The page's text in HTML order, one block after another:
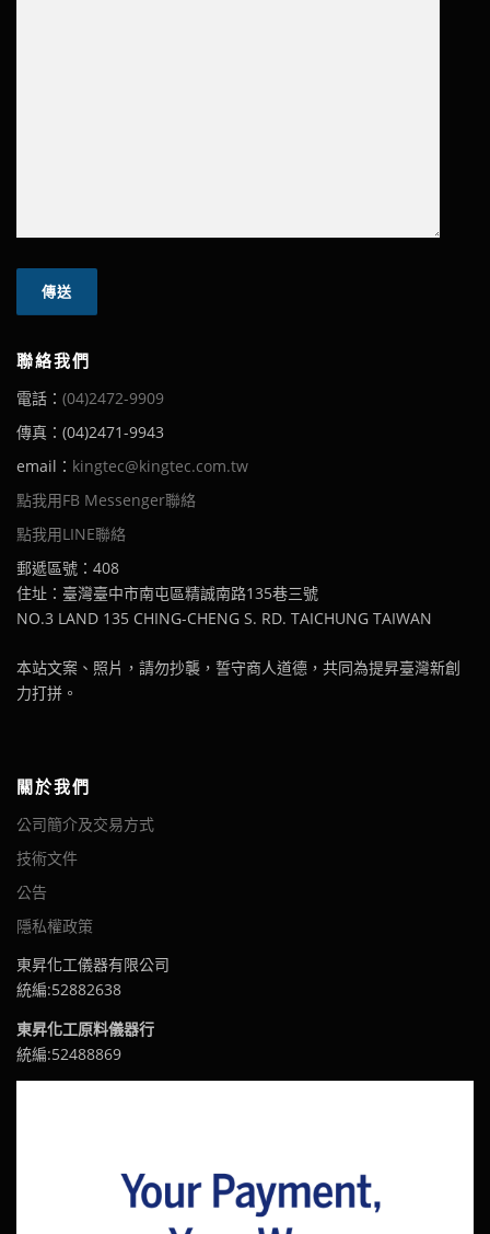
聯絡我們
電話： (04)2472-9909
傳真：(04)2471-9943
email： kingtec@kingtec.com.tw
點我用FB Messenger聯絡
點我用LINE聯絡
郵遞區號：408
住址：臺灣臺中市南屯區精誠南路135巷三號
NO.3 LAND 135 CHING-CHENG S. RD. TAICHUNG TAIWAN
本站文案、照片，請勿抄襲，誓守商人道德，共同為提昇臺灣新創
力打拼。
關於我們
公司簡介及交易方式
技術文件
公告
隱私權政策
東昇化工儀器有限公司
統編:52882638
東昇化工原料儀器行
統編:52488869